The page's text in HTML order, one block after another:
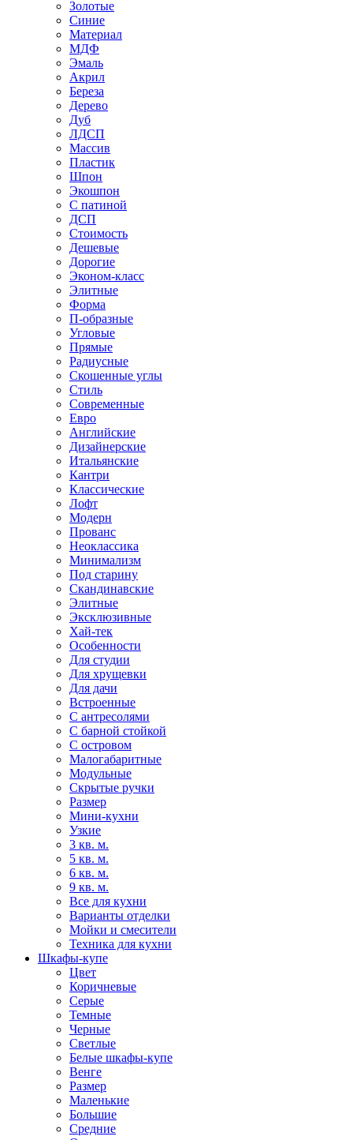
Золотые
Синие
Материал
МДФ
Эмаль
Акрил
Береза
Дерево
Дуб
ЛДСП
Массив
Пластик
Шпон
Экошпон
С патиной
ДСП
Стоимость
Дешевые
Дорогие
Эконом-класс
Элитные
Форма
П-образные
Угловые
Прямые
Радиусные
Скошенные углы
Стиль
Современные
Евро
Английские
Дизайнерские
Итальянские
Кантри
Классические
Лофт
Модерн
Прованс
Неоклассика
Минимализм
Под старину
Скандинавские
Элитные
Эксклюзивные
Хай-тек
Особенности
Для студии
Для хрущевки
Для дачи
Встроенные
С антресолями
С барной стойкой
С островом
Малогабаритные
Модульные
Скрытые ручки
Размер
Мини-кухни
Узкие
3 кв. м.
5 кв. м.
6 кв. м.
9 кв. м.
Все для кухни
Варианты отделки
Мойки и смесители
Техника для кухни
Шкафы-купе
Цвет
Коричневые
Серые
Темные
Черные
Светлые
Белые шкафы-купе
Венге
Размер
Маленькие
Большие
Средние